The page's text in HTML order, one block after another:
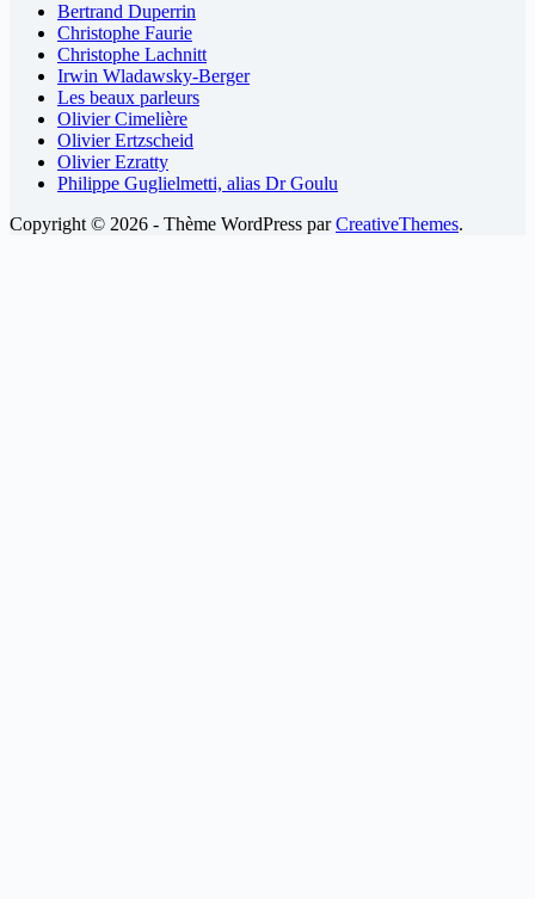
Bertrand Duperrin
Christophe Faurie
Christophe Lachnitt
Irwin Wladawsky-Berger
Les beaux parleurs
Olivier Cimelière
Olivier Ertzscheid
Olivier Ezratty
Philippe Guglielmetti, alias Dr Goulu
Copyright © 2026 - Thème WordPress parCreativeThemes.